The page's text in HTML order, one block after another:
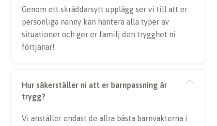
Genom ett skräddarsytt upplägg ser vi till att er
personliga nanny kan hantera alla typer av
situationer och ger er familj den trygghet ni
förtjänar!
Hur säkerställer ni att er barnpassning är
trygg?
Vi anställer endast de allra bästa barnvakterna i